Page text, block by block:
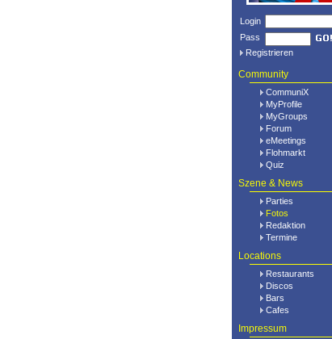
Login
Pass
Registrieren
Community
CommuniX
MyProfile
MyGroups
Forum
eMeetings
Flohmarkt
Quiz
Szene & News
Parties
Fotos
Redaktion
Termine
Locations
Restaurants
Discos
Bars
Cafes
Impressum